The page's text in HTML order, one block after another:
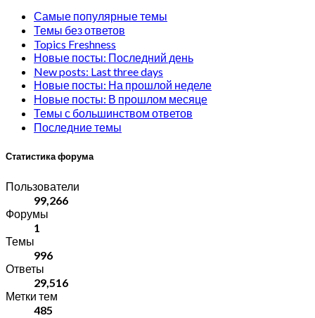
Самые популярные темы
Темы без ответов
Topics Freshness
Новые посты: Последний день
New posts: Last three days
Новые посты: На прошлой неделе
Новые посты: В прошлом месяце
Темы с большинством ответов
Последние темы
Статистика форума
Пользователи
99,266
Форумы
1
Темы
996
Ответы
29,516
Метки тем
485